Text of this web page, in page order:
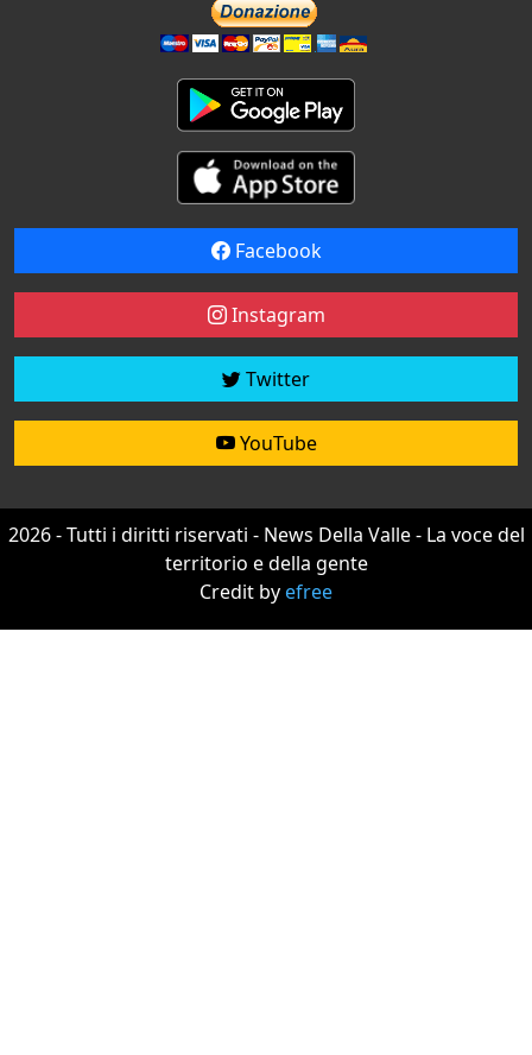
Facebook
Instagram
Twitter
YouTube
2026 - Tutti i diritti riservati - News Della Valle - La voce del
territorio e della gente
Credit byefree